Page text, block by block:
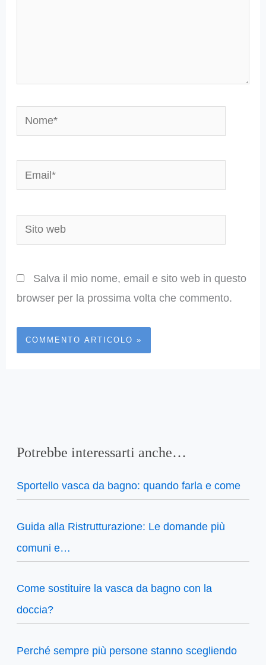
Nome*
Email*
Sito
web
Salva il mio nome, email e sito web in questo
browser per la prossima volta che commento.
Potrebbe interessarti anche…
Sportello vasca da bagno: quando farla e come
Guida alla Ristrutturazione: Le domande più
comuni e…
Come sostituire la vasca da bagno con la
doccia?
Perché sempre più persone stanno scegliendo